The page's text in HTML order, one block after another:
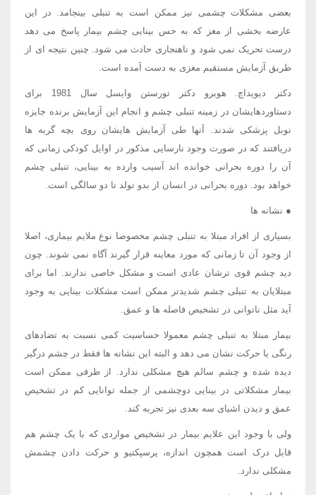
بعضی مشکلات چشمی نیز ممکن است به تنبلی بینجامد. در این
عارضه بخشی از مغز که به حس بینایی چشم بیمار پاسخ می دهد
درست تحریک نمی شود و ناهنجاری حادث می شود. چنین نتیجه ای از
طریق آزمایش مستقیم مغزی به دست آمده است.
دکتر دیویداچ. هوبرو دکتر تورستن وایسل سال 1981 برای
دستاوردهایشان در زمینه تنبلی چشم و انجام این آزمایش برنده جایزه
نوبل پزشکی شدند. آنها طی آزمایش هایشان روی بچه گربه ها
دریافتند که در صورت وجود نارسایی مذکور در اوایل کودکی زمانی که
آن را دوره بحرانی خوانده اند آسیب وارده به بینایی، تنبلی چشم
خواهد بود. دوره بحرانی در انسان از بدو تولد تا دو سالگی است.
● نشانه ها
بسیاری از افراد مبتلا به تنبلی چشم مخصوصا نوع ملایم بیماری، اصلا
از وجود آن تا زمانی که مورد معاینه قرار گیرند آگاه نمی شوند. چون
دید چشم قوی ترشان عادی است و مشکل خاصی ندارند. اما برای
مبتلایان به تنبلی چشم شدیدتر ممکن است مشکلات بینایی به وجود
آید مثل ناتوانی در تشخیص فاصله ها و عمق.
بیمار مبتلا به تنبلی چشم معمولا حساسیت کمی نسبت به تضادهای
رنگی یا حرکت نشان می دهد و البته این نشانه ها فقط در چشم درگیر
دیده شده و چشم سالم هیچ مشکلی ندارد. از طرفی ممکن است
بیمار مشکلاتی در بینایی دوچشمی از جمله توانایی کم در تشخیص
عمق و دیدن اشیای سه بعدی نیز تجربه کند.
ولی با وجود این علایم بیمار در تشخیص مواردی که با یک چشم هم
قابل درک است همچون اندازه، پرسپکتیو و حرکت دادن چشمش
مشکلی ندارد.